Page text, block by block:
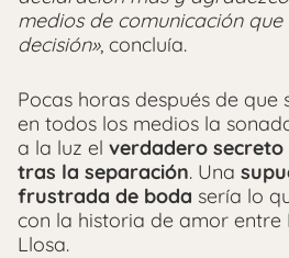
medios de comunicación
decisión», concluía.
Pocas horas después de que
en todos los medios la
a la luz el verdadero secreto
tras la separación. Una
frustrada de boda sería lo
con la historia de amor entre
Llosa.